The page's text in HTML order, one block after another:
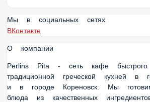
Мы в социальных сетях
ВКонтакте
О компании
Perlins Pita - сеть кафе быстрого
греческой кухней в городе Тимашевск и
Кореновск. Мы готовим оригинальные
качественных ингредиентов и